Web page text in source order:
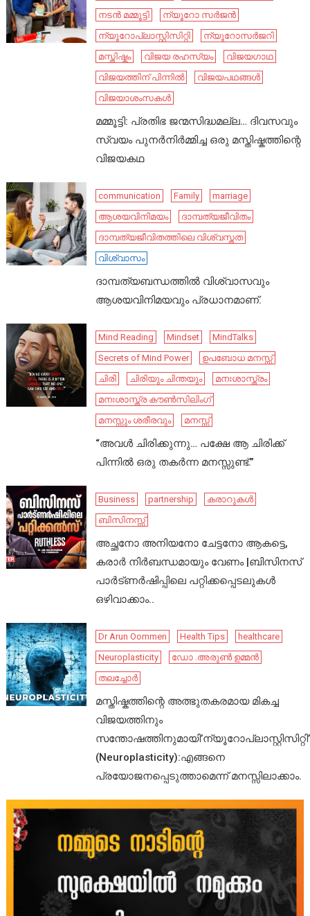
നടൻ മമ്മൂട്ടി
ന്യൂറോ സർജൻ
ന്യൂറോപ്ലാസ്റ്റിസിറ്റി
ന്യൂറോസർജറി
മസ്തിഷ്കം
വിജയ രഹസ്യം
വിജയഗാഥ
വിജയത്തിന് പിന്നിൽ
വിജയപഥങ്ങൾ
വിജയാശംസകൾ
മമ്മൂട്ടി: പ്രതിഭ ജന്മസിദ്ധമല്ല… ദിവസവും
സ്വയം പുനർനിർമ്മിച്ച ഒരു മസ്തിഷ്കത്തിന്റെ
വിജയകഥ
communication Family
marriage
ആശയവിനിമയം
ദാമ്പത്യജീവിതം
ദാമ്പത്യജീവിതത്തിലെ വിശ്വസ്തത
വിശ്വാസം
ദാമ്പത്യബന്ധത്തിൽ വിശ്വാസവും
ആശയവിനിമയവും പ്രധാനമാണ്.
Mind Reading Mindset
MindTalks
Secrets of Mind Power
ഉപബോധ മനസ്സ്
ചിരി
ചിരിയും ചിന്തയും
മനഃശാസ്ത്രം
മനഃശാസ്ത്ര കൗൺസിലിംഗ്
മനസ്സും ശരീരവും
മനസ്സ്
“അവൾ ചിരിക്കുന്നു… പക്ഷേ ആ ചിരിക്ക്
പിന്നിൽ ഒരു തകർന്ന മനസ്സുണ്ട്.”
Business partnership
കരാറുകൾ
ബിസിനസ്സ്
അച്ഛനോ അനിയനോ ചേട്ടനോ ആകട്ടെ,
കരാർ നിർബന്ധമായും വേണം |ബിസിനസ്
പാർട്ണർഷിപ്പിലെ പറ്റിക്കപ്പെടലുകൾ
ഒഴിവാക്കാം..
Dr Arun Oommen Health Tips
healthcare
Neuroplasticity
ഡോ .അരുൺ ഉമ്മൻ
തലച്ചോർ
മസ്തിഷ്കത്തിന്റെ അത്ഭുതകരമായ മികച്ച
വിജയത്തിനും
സന്തോഷത്തിനുമായി’ന്യൂറോപ്ലാസ്റ്റിസിറ്റി’
(Neuroplasticity):എങ്ങനെ
പ്രയോജനപ്പെടുത്താമെന്ന് മനസ്സിലാക്കാം.